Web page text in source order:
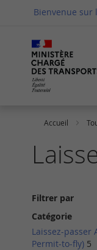
Allez
Bienvenue sur
Accueil
Filtrer par
Catégorie
Laissez-passer
Permit-to-fly) 5